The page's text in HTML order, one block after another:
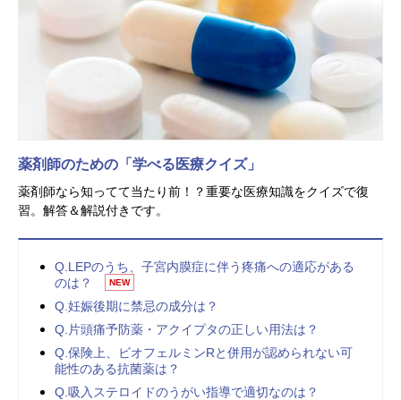
薬剤師のための「学べる医療クイズ」
薬剤師なら知ってて当たり前！？重要な医療知識をクイズで復
習。解答＆解説付きです。
Q.LEPのうち、子宮内膜症に伴う疼痛への適応がある
のは？
NEW
Q.妊娠後期に禁忌の成分は？
Q.片頭痛予防薬・アクイプタの正しい用法は？
Q.保険上、ビオフェルミンRと併用が認められない可
能性のある抗菌薬は？
Q.吸入ステロイドのうがい指導で適切なのは？